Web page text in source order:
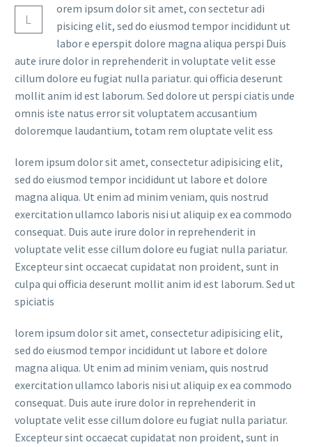
L
orem ipsum dolor sit amet, con sectetur adi
pisicing elit, sed do eiusmod tempor incididunt ut
labor e eperspit dolore magna aliqua perspi Duis
aute irure dolor in reprehenderit in voluptate velit esse
cillum dolore eu fugiat nulla pariatur. qui officia deserunt
mollit anim id est laborum. Sed dolore ut perspi ciatis unde
omnis iste natus error sit voluptatem accusantium
doloremque laudantium, totam rem oluptate velit ess
lorem ipsum dolor sit amet, consectetur adipisicing elit,
sed do eiusmod tempor incididunt ut labore et dolore
magna aliqua. Ut enim ad minim veniam, quis nostrud
exercitation ullamco laboris nisi ut aliquip ex ea commodo
consequat. Duis aute irure dolor in reprehenderit in
voluptate velit esse cillum dolore eu fugiat nulla pariatur.
Excepteur sint occaecat cupidatat non proident, sunt in
culpa qui officia deserunt mollit anim id est laborum. Sed ut
spiciatis
lorem ipsum dolor sit amet, consectetur adipisicing elit,
sed do eiusmod tempor incididunt ut labore et dolore
magna aliqua. Ut enim ad minim veniam, quis nostrud
exercitation ullamco laboris nisi ut aliquip ex ea commodo
consequat. Duis aute irure dolor in reprehenderit in
voluptate velit esse cillum dolore eu fugiat nulla pariatur.
Excepteur sint occaecat cupidatat non proident, sunt in